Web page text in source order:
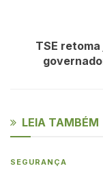
TSE
LEIA TAMBÉM
SEGURANÇA